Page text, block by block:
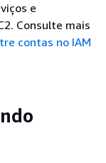
e
Consulte mais
contas no IAM